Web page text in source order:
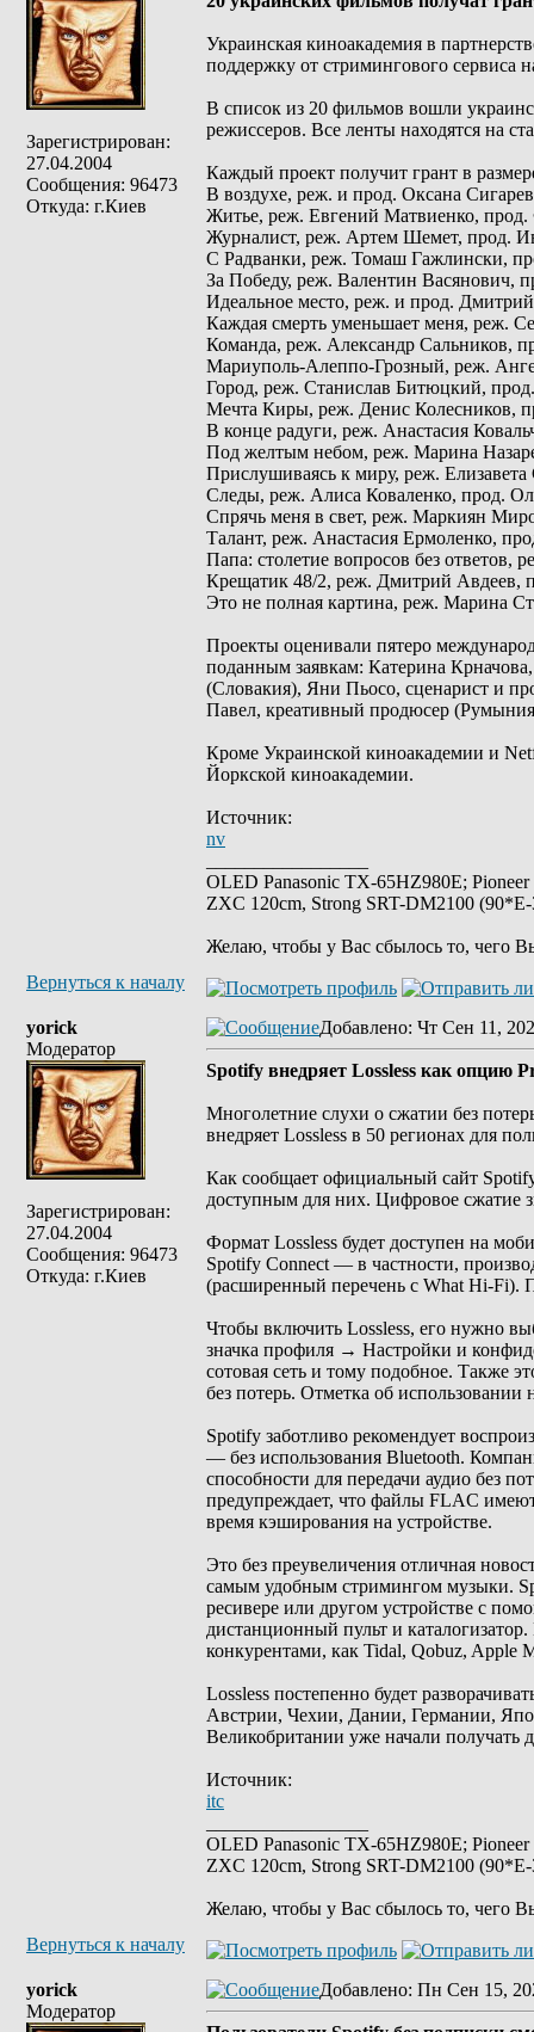
Зарегистрирован:
27.04.2004
Сообщения: 96473
Откуда: г.Киев
Украинская киноакадемия в
поддержку от стримингового сервиса
В список из 20 фильмов вошли
режиссеров. Все ленты находятся на
Каждый проект получит грант в
В воздухе, реж. и прод. Оксана
Житье, реж. Евгений Матвиенко,
Журналист, реж. Артем Шемет, прод.
С Радванки, реж. Томаш Гажлински,
За Победу, реж. Валентин Васянович,
Идеальное место, реж. и прод.
Каждая смерть уменьшает меня, реж.
Команда, реж. Александр Сальников,
Мариуполь-Алеппо-Грозный, реж.
Город, реж. Станислав Битюцкий,
Мечта Киры, реж. Денис Колесников,
В конце радуги, реж. Анастасия
Под желтым небом, реж. Марина
Прислушиваясь к миру, реж.
Следы, реж. Алиса Коваленко, прод.
Спрячь меня в свет, реж. Маркиян
Талант, реж. Анастасия Ермоленко,
Папа: столетие вопросов без ответов,
Крещатик 48/2, реж. Дмитрий Авдеев,
Это не полная картина, реж. Марина
Проекты оценивали пятеро
поданным заявкам: Катерина
(Словакия), Яни Пьосо, сценарист и
Павел, креативный продюсер
Кроме Украинской киноакадемии и
Йоркской киноакадемии.
Источник:
nv
OLED Panasonic TX-65HZ980E;
ZXC 120cm, Strong SRT-DM2100
Желаю, чтобы у Вас сбылось то, чего
Вернуться к началу
yorick
Модератор
Зарегистрирован:
27.04.2004
Сообщения: 96473
Откуда: г.Киев
Добавлено: Чт Сен 11,
Spotify внедряет Lossless как опцию
Многолетние слухи о сжатии без
внедряет Lossless в 50 регионах для
Как сообщает официальный сайт
доступным для них. Цифровое сжатие
Формат Lossless будет доступен на
Spotify Connect — в частности,
(расширенный перечень с What Hi-Fi).
Чтобы включить Lossless, его нужно
значка профиля → Настройки и
сотовая сеть и тому подобное. Также
без потерь. Отметка об использовании
Spotify заботливо рекомендует
— без использования Bluetooth.
способности для передачи аудио без
предупреждает, что файлы FLAC
время кэширования на устройстве.
Это без преувеличения отличная
самым удобным стримингом музыки.
ресивере или другом устройстве с
дистанционный пульт и
конкурентами, как Tidal, Qobuz, Apple
Lossless постепенно будет
Австрии, Чехии, Дании, Германии,
Великобритании уже начали получать
Источник:
itc
OLED Panasonic TX-65HZ980E;
ZXC 120cm, Strong SRT-DM2100
Желаю, чтобы у Вас сбылось то, чего
Вернуться к началу
yorick
Модератор
Добавлено: Пн Сен 15,